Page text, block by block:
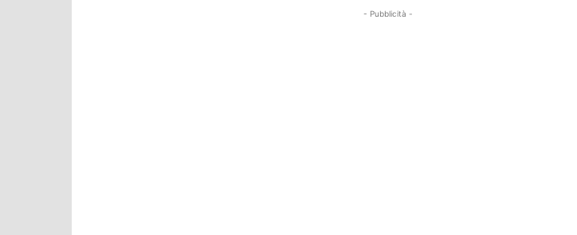
- Pubblicità -